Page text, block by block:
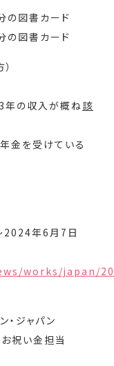
の図書カード
の図書カード
年の収入が概ね該
金を受けている
2024年6月7日
works/japan/
・ジャパン
祝い金担当